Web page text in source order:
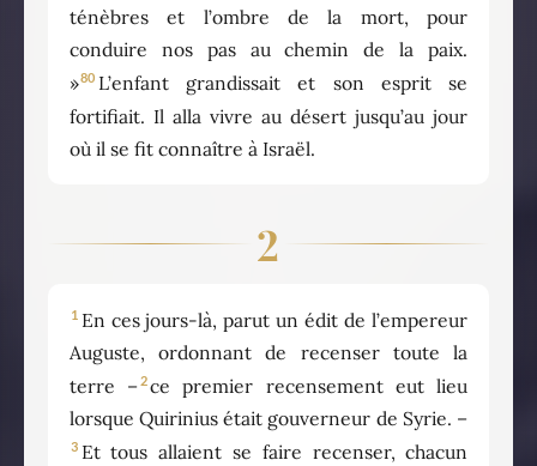
ténèbres et l’ombre de la mort, pour
conduire nos pas au chemin de la paix.
»80 L’enfant grandissait et son esprit se
fortifiait. Il alla vivre au désert jusqu’au jour
où il se fit connaître à Israël.
2
1 En ces jours-là, parut un édit de l’empereur
Auguste, ordonnant de recenser toute la
terre – 2ce premier recensement eut lieu
lorsque Quirinius était gouverneur de Syrie. –
3 Et tous allaient se faire recenser, chacun